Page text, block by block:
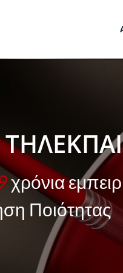
χρόνια
Ποιότητας